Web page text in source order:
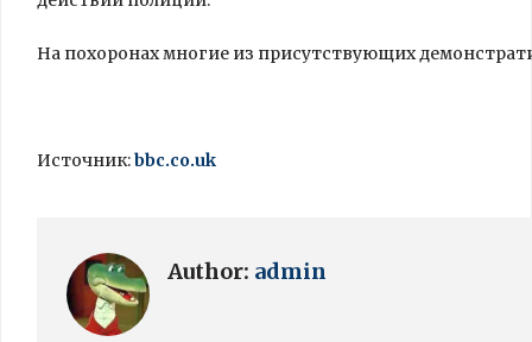
На похоронах многие из присутствующих
Источник:bbc.co.uk
Author: admin